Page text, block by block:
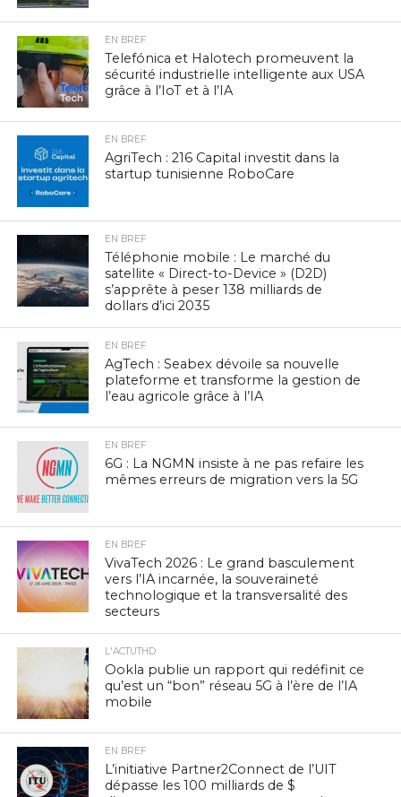
EN BREF
Telefónica et Halotech promeuvent la
sécurité industrielle intelligente aux USA
grâce à l’IoT et à l’IA
EN BREF
AgriTech : 216 Capital investit dans la
startup tunisienne RoboCare
EN BREF
Téléphonie mobile : Le marché du
satellite « Direct-to-Device » (D2D)
s’apprête à peser 138 milliards de
dollars d’ici 2035
EN BREF
AgTech : Seabex dévoile sa nouvelle
plateforme et transforme la gestion de
l’eau agricole grâce à l’IA
EN BREF
6G : La NGMN insiste à ne pas refaire les
mêmes erreurs de migration vers la 5G
EN BREF
VivaTech 2026 : Le grand basculement
vers l’IA incarnée, la souveraineté
technologique et la transversalité des
secteurs
L'ACTUTHD
Ookla publie un rapport qui redéfinit ce
qu’est un “bon” réseau 5G à l’ère de l’IA
mobile
EN BREF
L’initiative Partner2Connect de l’UIT
dépasse les 100 milliards de $